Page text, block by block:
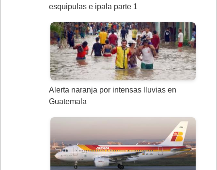
esquipulas e ipala parte 1
Alerta naranja por intensas lluvias en
Guatemala